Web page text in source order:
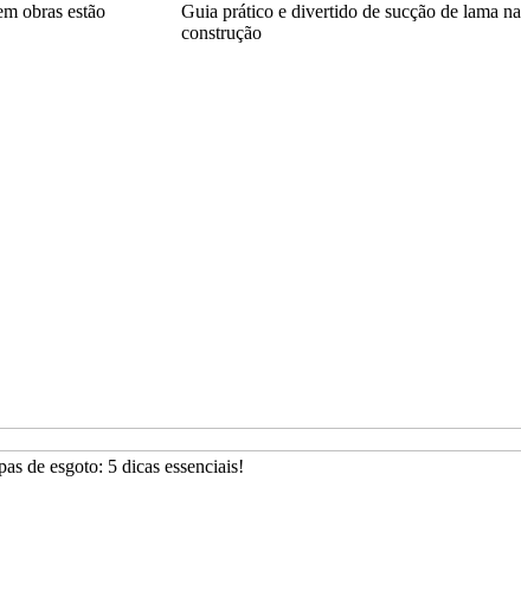
obras estão
Guia prático e divertido de sucção de lama na
construção
de esgoto: 5 dicas essenciais!